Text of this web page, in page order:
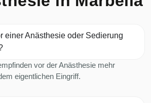
einer Anästhesie oder Sedierung
vor der Anästhesie mehr
eigentlichen Eingriff.